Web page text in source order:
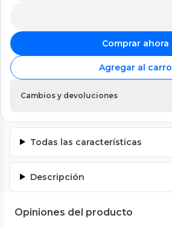
Comprar ahora
Agregar al carro
Cambios y devoluciones
Todas las características
Descripción
Opiniones del producto